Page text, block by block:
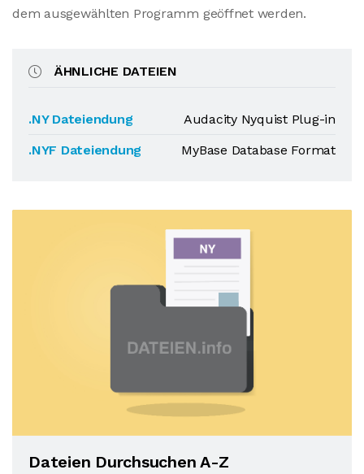
dem ausgewählten Programm geöffnet werden.
ÄHNLICHE DATEIEN
.NY Dateiendung
Audacity Nyquist Plug-in
.NYF Dateiendung
MyBase Database Format
Dateien Durchsuchen A-Z